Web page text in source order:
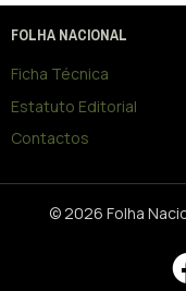
FOLHA NACIONAL
Ficha Técnica
Estatuto Editorial
Contactos
© 2026 Folha